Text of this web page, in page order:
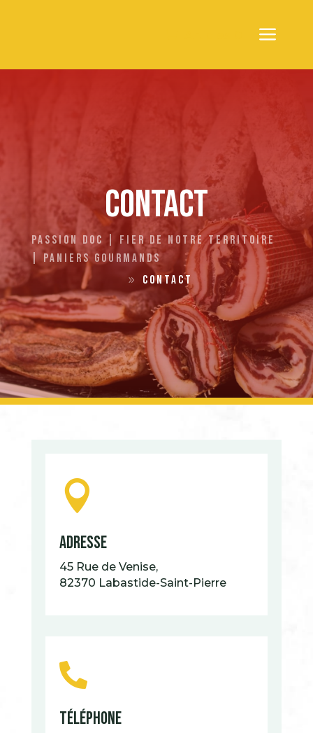
Contact
Passion doc | Fier de notre territoire
| Paniers gourmands
9 Contact

Adresse
45 Rue de Venise,
82370 Labastide-Saint-Pierre

Téléphone